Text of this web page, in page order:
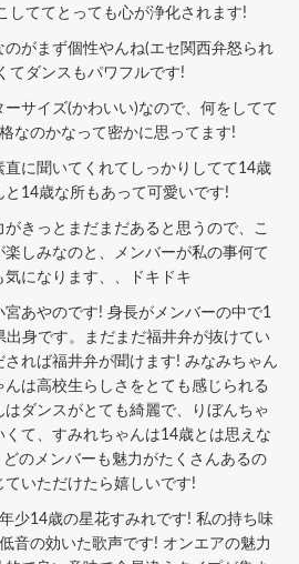
しててとっても心が浄化されます!
がまず個性やんね(エセ関西弁怒られ
てダンスもパワフルです!
サイズ(かわいい)なので、何をしてて
なのかなって密かに思ってます!
に聞いてくれてしっかりしてて14歳
14歳な所もあって可愛いです!
きっとまだまだあると思うので、こ
しみなのと、メンバーが私の事何て
になります、、ドキドキ
あやのです! 身長がメンバーの中で1
身です。まだまだ福井弁が抜けてい
れば福井弁が聞けます! みなみちゃん
は高校生らしさをとても感じられる
ダンスがとても綺麗で、りぼんちゃ
て、すみれちゃんは14歳とは思えな
のメンバーも魅力がたくさんあるの
いただけたら嬉しいです!
少14歳の星花すみれです! 私の持ち味
音の効いた歌声です! オンエアの魅力